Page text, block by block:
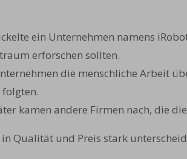
ein Unternehmen namens
erforschen sollten.
die menschliche Arbeit
kamen andere Firmen nach, die
Qualität und Preis stark